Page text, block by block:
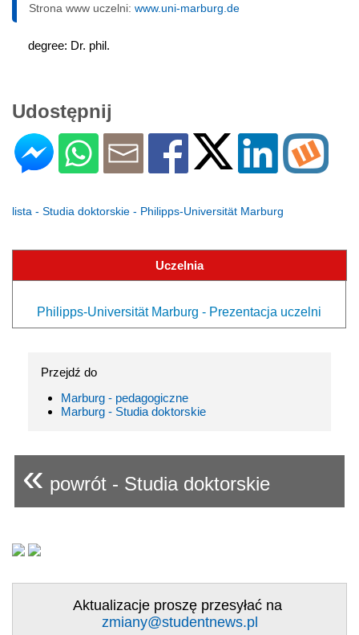
Strona www uczelni: www.uni-marburg.de
degree: Dr. phil.
Udostępnij
lista - Studia doktorskie - Philipps-Universität Marburg
Uczelnia
Philipps-Universität Marburg - Prezentacja uczelni
Przejdź do
Marburg - pedagogiczne
Marburg - Studia doktorskie
« powrót - Studia doktorskie
Aktualizacje proszę przesyłać na
zmiany@studentnews.pl